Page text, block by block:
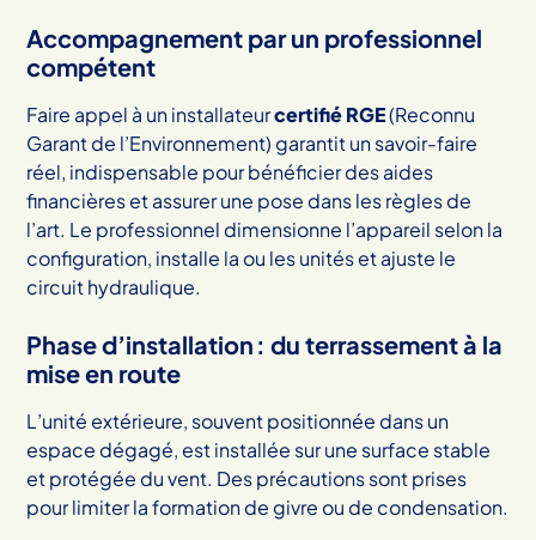
Accompagnement par un professionnel
compétent
Faire appel à un installateurcertifié RGE(Reconnu
Garant de l’Environnement) garantit un savoir-faire
réel, indispensable pour bénéficier des aides
financières et assurer une pose dans les règles de
l’art. Le professionnel dimensionne l’appareil selon la
configuration, installe la ou les unités et ajuste le
circuit hydraulique.
Phase d’installation : du terrassement à la
mise en route
L’unité extérieure, souvent positionnée dans un
espace dégagé, est installée sur une surface stable
et protégée du vent. Des précautions sont prises
pour limiter la formation de givre ou de condensation.